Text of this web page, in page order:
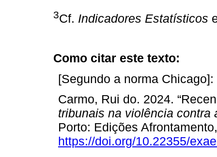
3Cf. Indicadores Estatísticos
Como citar este texto:
[Segundo a norma Chicago]:
Carmo, Rui do. 2024.
tribunais na violência contra
Porto: Edições
https://doi.org/10.22355/